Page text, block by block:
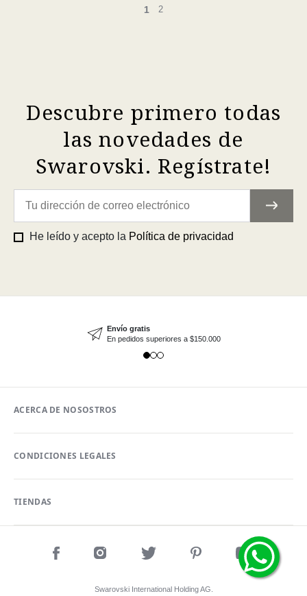
1 2
Descubre primero todas
las novedades de
Swarovski. Regístrate!
He leído y acepto la Política de privacidad
Envío gratis
En pedidos superiores a $150.000
ACERCA DE NOSOSTROS
CONDICIONES LEGALES
TIENDAS
Swarovski International Holding AG.